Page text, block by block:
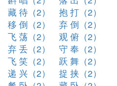
藏 待（2）
抱 打（2）
移 倒（2）
弃 倒（2）
飞 荡（2）
观 俯（2）
弃 丢（2）
守 奉（2）
飞 笑（2）
跃 舞（2）
递 兴（2）
捉 挟（2）